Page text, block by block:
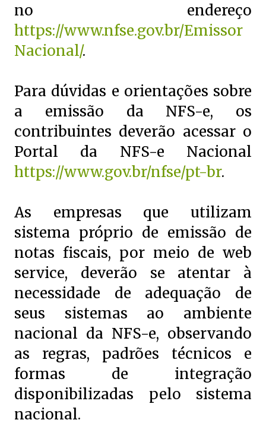
no endereço
https://www.nfse.gov.br/Emissor
Nacional/.
Para dúvidas e orientações sobre
a emissão da NFS-e, os
contribuintes deverão acessar o
Portal da NFS-e Nacional
https://www.gov.br/nfse/pt-br.
As empresas que utilizam
sistema próprio de emissão de
notas fiscais, por meio de web
service, deverão se atentar à
necessidade de adequação de
seus sistemas ao ambiente
nacional da NFS-e, observando
as regras, padrões técnicos e
formas de integração
disponibilizadas pelo sistema
nacional.